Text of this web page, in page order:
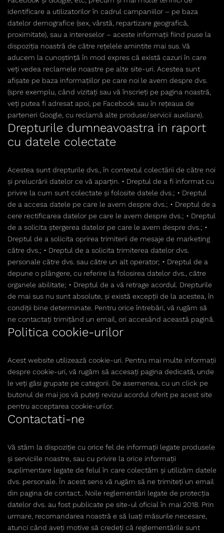
identificare a utilizatorilor în cadrul campaniilor – pe baza
datelor demografice (sex, vârstă, repartizare geografică,
proximitate), sau a intereselor – aceste informații fiind puse la
dispoziția noastră de către rețelele amintite mai sus. Vă
aducem la cunoștință în mod expres că există cazuri în care
veți vedea reclamele noastre pe alte site-uri. Acestea sunt
afișate pe baza informațiilor pe care noi le avem despre dvs.
(spre exemplu, când vizitați sau vă înscrieți pe pagina noastră,
veți putea fi adresat apoi, pe Facebook sau în rețeaua de
parteneri Google, cu reclamă alte produse/servicii auxiliare).
Drepturile dumneavoastra in raport
cu datele colectate
Acestea sunt drepturile dvs., în contextul colectării de către noi
și prelucrării datelor ce vă aparțin. • Dreptul de a fi informat cu
privire la cum sunt colectate și folosite datele dvs.; • Dreptul
de a accesa datele pe care le avem despre dvs.; • Dreptul de a
cere rectificarea datelor pe care le avem despre dvs.; • Dreptul
de a solicita ștergerea datelor pe care le avem despre dvs.; •
Dreptul de a solicita oprirea trimiterii de mesaje de marketing
către dvs.; • Dreptul de a solicita trimiterea datelor dvs.
personale către dvs. sau către un alt operator; • Dreptul de a
depune o plângere, cu referire la folosirea datelor dvs., către
organele abilitate; • Dreptul de a vă retrage acordul. Drepturile
de mai sus nu sunt absolute, și există excepții de la acestea, în
condiții bine determinate. Pentru orice întrebări, vă rugăm să
ne contactați trimițând un email, ori accesând această pagină.
Politica cookie-urilor
Acest website utilizează cookie-uri. Pentru mai multe informații
despre cookie-uri, vă rugăm să accesați pagina dedicată, unde
le veți găsi grupate pe categorii. De asemenea, cu un click pe
butonul de mai jos vă puteți revizui acordul oferit pe acest site
pentru acceptarea cookie-urilor.
Contactati-ne
Vă stăm la dispoziție cu orice fel de informații legate produsele
și serviciile noastre, sau cu privire la orice informații
suplimentare legate de felul în care colectăm și utilizăm datele
dvs. personale. În acest sens vă rugăm să ne trimiteți un email
din pagina de contact.. Noile reglementări legate de protecția
datelor dvs. au fost publicate pe site-ul oficial în mai 2018. Prin
urmare, recomandarea noastră e să luați măsurile necesare,
atunci când aveți motive să credeți că reglementările sunt